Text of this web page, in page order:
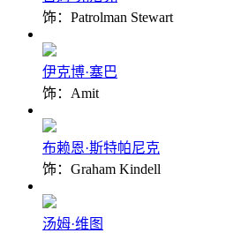
饰：Patrolman Stewart
伊克博·塞巴
饰：Amit
布赖恩·斯特帕尼克
饰：Graham Kindell
汤姆·维图